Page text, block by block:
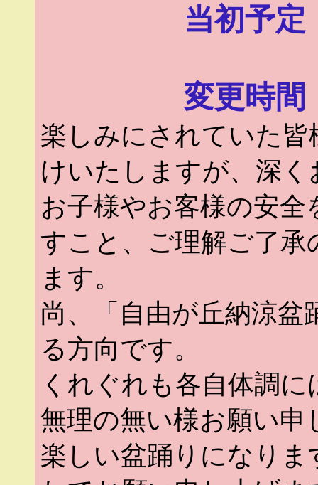
当初予
変更時
楽しみにされていた
けいたしますが、深
お子様やお客様の安
すこと、ご理解ご了
ます。
尚、「自由が丘納涼盆
る方向です。
くれぐれも各自体調
無理の無い様お願い申
楽しい盆踊りになり